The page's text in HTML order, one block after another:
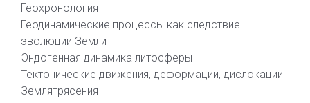
Геохронология
Геодинамические процессы как следствие
эволюции Земли
Эндогенная динамика литосферы
Тектонические движения, деформации, дислокации
Землятрясения